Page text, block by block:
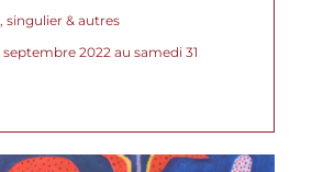
singulier & autres
2022 au samedi 31